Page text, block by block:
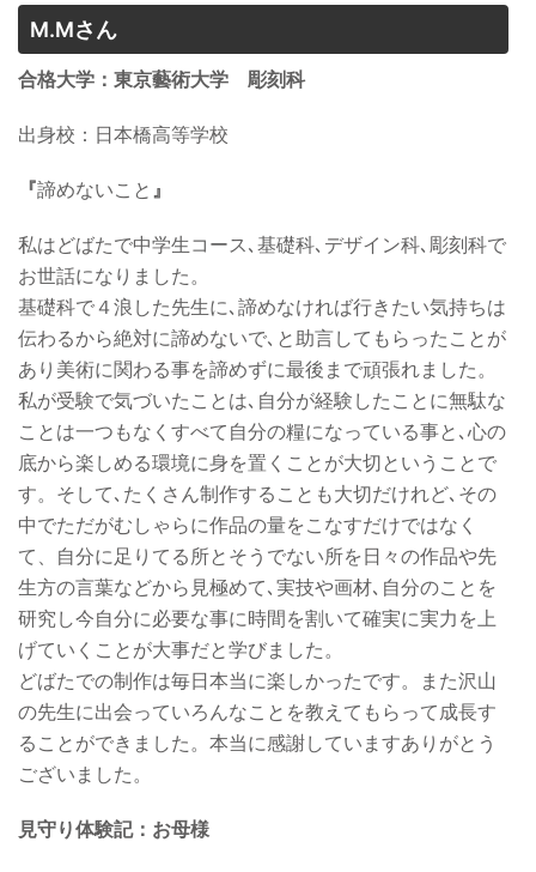
M.Mさん
合格大学：東京藝術大学 彫刻科
出身校： 日本橋高等学校
『諦めないこと 』
私はどばたで中学生コース､基礎科､デザイン科､彫刻科で
お世話になりました。
基礎科で４浪した先生に､諦めなければ行きたい気持ちは
伝わるから絶対に諦めないで､と助言してもらったことが
あり美術に関わる事を諦めずに最後まで頑張れました。
私が受験で気づいたことは､自分が経験したことに無駄な
ことは一つもなくすべて自分の糧になっている事と､心の
底から楽しめる環境に身を置くことが大切ということで
す。そして､たくさん制作することも大切だけれど､その
中でただがむしゃらに作品の量をこなすだけではなく
て、自分に足りてる所とそうでない所を日々の作品や先
生方の言葉などから見極めて､実技や画材､自分のことを
研究し今自分に必要な事に時間を割いて確実に実力を上
げていくことが大事だと学びました。
どばたでの制作は毎日本当に楽しかったです。また沢山
の先生に出会っていろんなことを教えてもらって成長す
ることができました。本当に感謝していますありがとう
ございました。
見守り体験記：お母様